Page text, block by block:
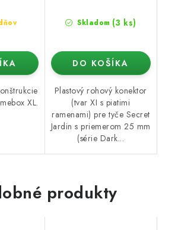
XL.
Skladom (3 ks)
DO KOŠÍKA
Plastový rohový konektor
(tvar XI s piatimi
ramenami) pre tyče Secret
Jardin s priemerom 25 mm
(série Dark...
produkty